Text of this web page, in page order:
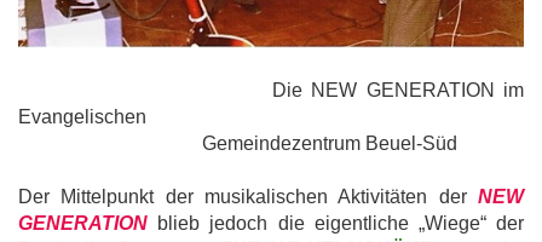
Die NEW GENERATION im
Evangelischen
Gemeindezentrum Beuel-Süd
Der Mittelpunkt der musikalischen Aktivitäten der NEW
GENERATION blieb jedoch die eigentliche „Wiege“ der